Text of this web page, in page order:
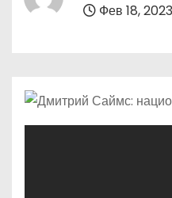
Фев 18, 2023